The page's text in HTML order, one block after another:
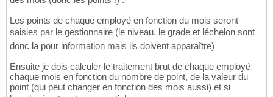
Les points de chaque employé en fonction du mois seront
saisies par le gestionnaire (le niveau, le grade et léchelon sont
donc la pour information mais ils doivent apparaître)
Ensuite je dois calculer le traitement brut de chaque employé
chaque mois en fonction du nombre de point, de la valeur du
point (qui peut changer en fonction des mois aussi) et si